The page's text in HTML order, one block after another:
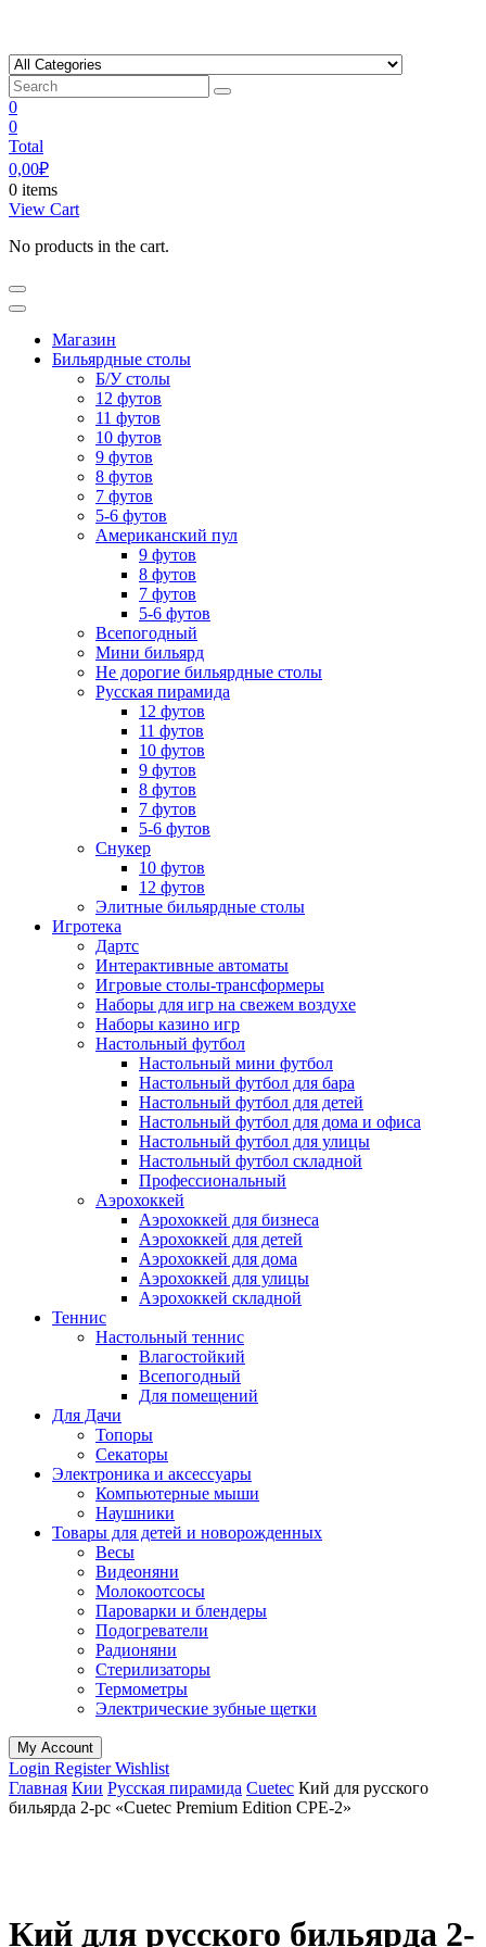
content
0
0
Total
0,00₽
0 items
View Cart
No products in the cart.
Магазин
Бильярдные столы
Б/У столы
12 футов
11 футов
10 футов
9 футов
8 футов
7 футов
5-6 футов
Американский пул
9 футов
8 футов
7 футов
5-6 футов
Всепогодный
Мини бильярд
Не дорогие бильярдные столы
Русская пирамида
12 футов
11 футов
10 футов
9 футов
8 футов
7 футов
5-6 футов
Снукер
10 футов
12 футов
Элитные бильярдные столы
Игротека
Дартс
Интерактивные автоматы
Игровые столы-трансформеры
Наборы для игр на свежем воздухе
Наборы казино игр
Настольный футбол
Настольный мини футбол
Настольный футбол для бара
Настольный футбол для детей
Настольный футбол для дома и офиса
Настольный футбол для улицы
Настольный футбол складной
Профессиональный
Аэрохоккей
Аэрохоккей для бизнеса
Аэрохоккей для детей
Аэрохоккей для дома
Аэрохоккей для улицы
Аэрохоккей складной
Теннис
Настольный теннис
Влагостойкий
Всепогодный
Для помещений
Для Дачи
Топоры
Секаторы
Электроника и аксессуары
Компьютерные мыши
Наушники
Товары для детей и новорожденных
Весы
Видеоняни
Молокоотсосы
Пароварки и блендеры
Подогреватели
Радионяни
Стерилизаторы
Термометры
Электрические зубные щетки
My Account
Login RegisterWishlist
Главная Кии Русская пирамида Cuetec Кий для русского
бильярда 2-pc «Cuetec Premium Edition CPE-2»
Кий для русского бильярда 2-